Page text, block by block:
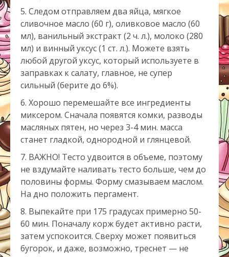
Следом отправляем два яйца, мягкое
сливочное масло (60 г), оливковое масло (60
мл), ванильный экстракт (2 ч. л.), молоко (280
мл) и винный уксус (1 ст. л.). Можете взять
любой другой уксус, который используете в
заправках к салату, главное, не супер
сильный (берите до 6%).
Хорошо перемешайте все ингредиенты
миксером. Сначала появятся комки, разводы
масляных пятен, но через 3-4 мин. масса
станет гладкой, однородной и глянцевой.
ВАЖНО! Тесто удвоится в объеме, поэтому
не вздумайте наливать тесто больше, чем до
половины формы. Форму смазываем маслом.
На дно положить пергамент.
Выпекайте при 175 градусах примерно 50-
60 мин. Поначалу корж будет активно расти,
затем успокоится. Сверху может появиться
бугорок, и даже, возможно, треснет — не